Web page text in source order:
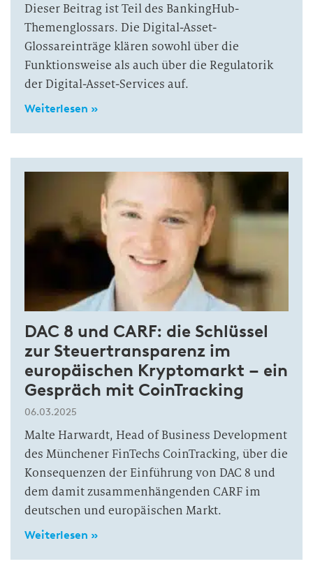
Dieser Beitrag ist Teil des BankingHub-
Themenglossars. Die Digital-Asset-
Glossareinträge klären sowohl über die
Funktionsweise als auch über die Regulatorik
der Digital-Asset-Services auf.
Weiterlesen »
DAC 8 und CARF: die Schlüssel
zur Steuertransparenz im
europäischen Kryptomarkt – ein
Gespräch mit CoinTracking
06.03.2025
Malte Harwardt, Head of Business Development
des Münchener FinTechs CoinTracking, über die
Konsequenzen der Einführung von DAC 8 und
dem damit zusammenhängenden CARF im
deutschen und europäischen Markt.
Weiterlesen »